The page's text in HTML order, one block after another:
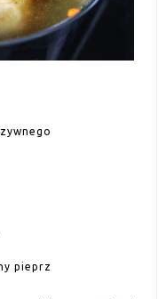
pieprz